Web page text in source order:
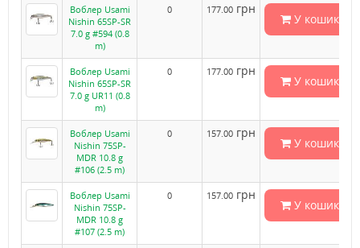
Воблер Usami
Nishin 65SP-SR
7.0 g #594 (0.8
m)
0 177.00 грн
У кошик
Воблер Usami
Nishin 65SP-SR
7.0 g UR11 (0.8
m)
0 177.00 грн
У кошик
Воблер Usami
Nishin 75SP-
MDR 10.8 g
#106 (2.5 m)
0 157.00 грн
У кошик
Воблер Usami
Nishin 75SP-
MDR 10.8 g
#107 (2.5 m)
0 157.00 грн
У кошик